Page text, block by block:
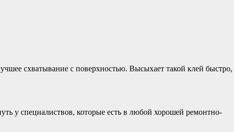
схватывание с поверхностью. Высыхает такой клей быстро,
у специалиствов, которые есть в любой хорошей ремонтно-